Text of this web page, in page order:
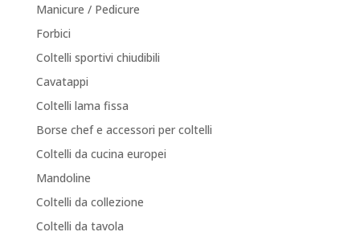
Manicure / Pedicure
Forbici
Coltelli sportivi chiudibili
Cavatappi
Coltelli lama fissa
Borse chef e accessori per coltelli
Coltelli da cucina europei
Mandoline
Coltelli da collezione
Coltelli da tavola